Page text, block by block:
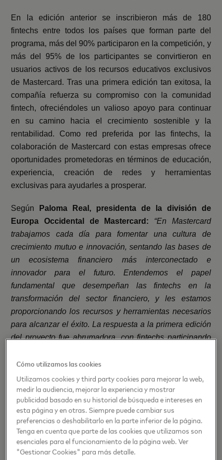
En la edición anterior se inscribieron más de 180
fintechs entre todos los países que forman parte del
programa, más del 90% participaron en la competición, y
más del 95% de los participantes se convirtieron en
usuarios activos de los recursos educativos exclusivos
de Mastercard. Tras una primera edición tan exitosa, la
compañía refuerza su compromiso con la comunidad
fintech, ofreciéndoles un valioso apoyo para continuar
en su camino hacia el crecimiento sostenible y la
rentabilidad. Como red preferida por las fintechs, la
colaboración de Mastercard con estas empresas ofrece
oportunidades prometedoras en términos de educación,
experiencia, creación de redes y herramientas
exclusivas para ayudarles a prosperar.
Según
Paloma Real, presidenta de la división de
Europa Occidental de Mastercard: “En Mastercard
trabajamos cada día para fomentar una cultura de
crecimiento mutuo e innovación, sentando las bases de
un ecosistema financiero más interconectado e
innovador para el futuro. Entendemos el papel
fundamental que desempeñan las fintechs en la
transformación del sector financiero, y les estamos
proporcionando los recursos y herramientas necesarios
para alcanzar el éxito. La respuesta a la primera edición
del proyecto fue abrumadora, con fintechs participando
contactos con actores clave del sector y aprovechando
nuestra plataforma de aprendizaje. Estamos deseando
conocer a los nuevos emprendedores e innovadores con
más talento que se unirán a esta nueva edición”.
Para quién es y qué beneficios tiene Mastercard For
Fintechs
Cómo utilizamos las cookies
Utilizamos cookies y third party cookies para mejorar la web,
medir la audiencia, mejorar la experiencia y mostrar
publicidad basado en su historial de búsqueda e intereses en
esta página y en otras. Siempre puede cambiar sus
preferencias o deshabilitarlo en la parte inferior de la página.
Tenga en cuenta que parte de las cookies que utilizamos son
esenciales para el funcionamiento de la página web. Ver
"Gestionar Cookies" para más detalle.